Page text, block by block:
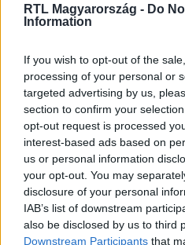
RTL Magyarország - Do
Information
If you wish to opt-out of the
processing of your personal or
targeted advertising by us,
section to confirm your
opt-out request is processed
interest-based ads based on
us or personal information
your opt-out. You may
disclosure of your personal
IAB’s list of downstream
also be disclosed by us to third
Downstream Participants that
Itt állítsd be, hogy az
legyen a Google-
Kövess minket, és